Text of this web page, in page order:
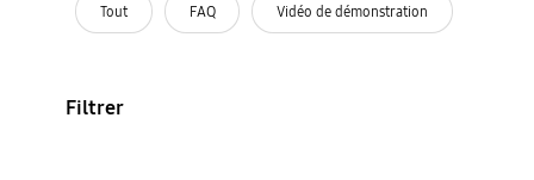
Tout FAQ Vidéo de démonstration
Filtrer